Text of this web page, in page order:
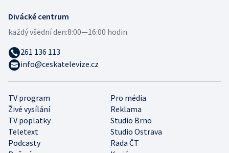
TV program
Pro média
Živé vysílání
Reklama
TV poplatky
Studio Brno
Teletext
Studio Ostrava
Podcasty
Rada ČT
Divácké centrum
každý všední den:8:00—16:00 hodin
261 136 113
info@ceskatelevize.cz